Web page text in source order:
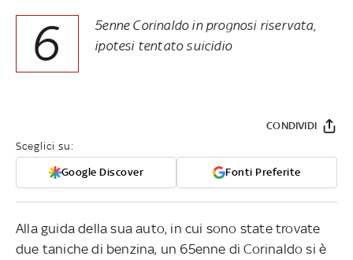
6
5enne Corinaldo in prognosi riservata,
ipotesi tentato suicidio
Sceglici su:
Google Discover Fonti Preferite
CONDIVIDI
Alla guida della sua auto, in cui sono state trovate
due taniche di benzina, un 65enne di Corinaldo si è